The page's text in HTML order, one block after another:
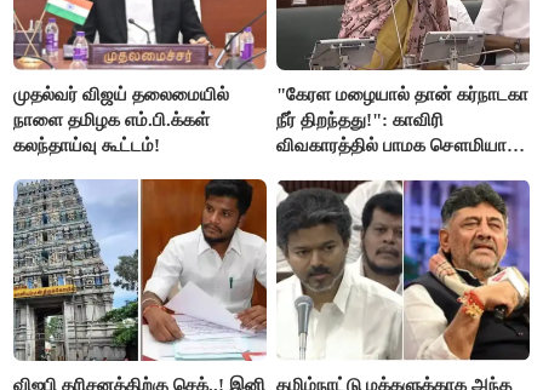
முதல்வர் விஜய் தலைமையில்
நாளை தமிழக எம்.பி.க்கள்
கலந்தாய்வு கூட்டம்!
"கேரள மழையால் தான் கர்நாடகா
நீர் திறந்தது!": காவிரி
விவகாரத்தில் பாமக சௌமியா
விஐபி தரிசனத்திற்கு செக்..! இனி தமிழ்நாட்டு மக்களுக்காக அந்த